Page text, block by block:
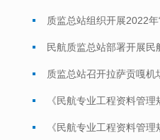
质监总站组织开展2022
民航质监总站部署开展民
质监总站召开拉萨贡嘎
《民航专业工程资料管
《民航专业工程资料管